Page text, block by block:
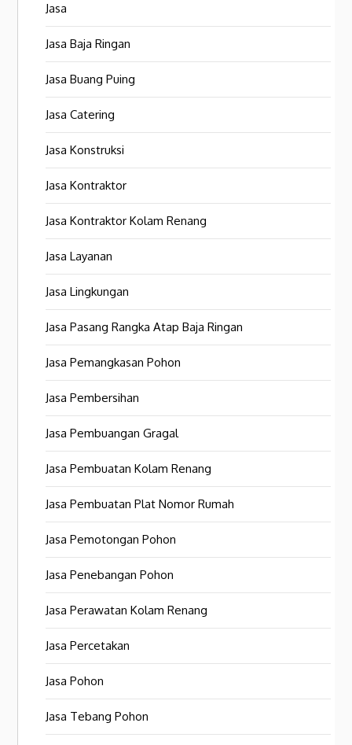
Jasa
Jasa Baja Ringan
Jasa Buang Puing
Jasa Catering
Jasa Konstruksi
Jasa Kontraktor
Jasa Kontraktor Kolam Renang
Jasa Layanan
Jasa Lingkungan
Jasa Pasang Rangka Atap Baja Ringan
Jasa Pemangkasan Pohon
Jasa Pembersihan
Jasa Pembuangan Gragal
Jasa Pembuatan Kolam Renang
Jasa Pembuatan Plat Nomor Rumah
Jasa Pemotongan Pohon
Jasa Penebangan Pohon
Jasa Perawatan Kolam Renang
Jasa Percetakan
Jasa Pohon
Jasa Tebang Pohon